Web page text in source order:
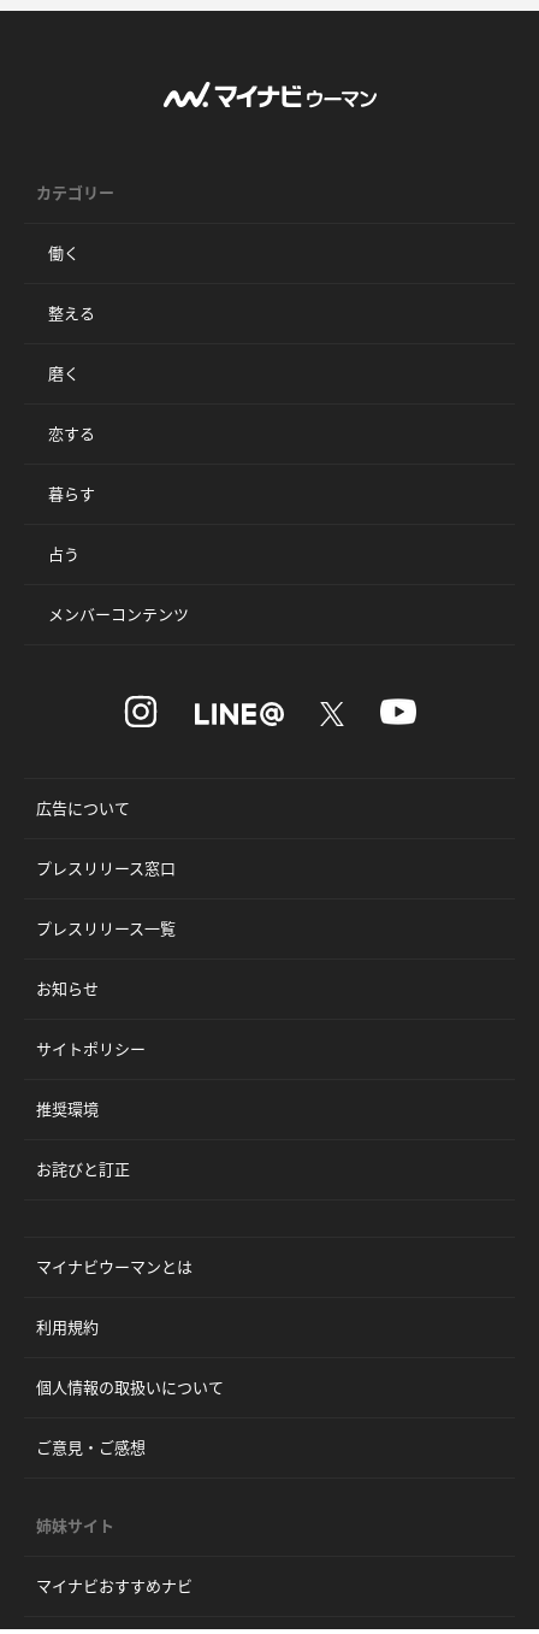
カテゴリー
働く
整える
磨く
恋する
暮らす
占う
メンバーコンテンツ
広告について
プレスリリース窓口
プレスリリース一覧
お知らせ
サイトポリシー
推奨環境
お詫びと訂正
マイナビウーマンとは
利用規約
個人情報の取扱いについて
ご意見・ご感想
姉妹サイト
マイナビおすすめナビ